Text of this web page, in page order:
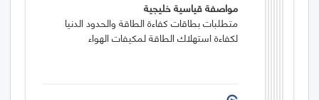
مواصفة قياسية خليجية
متطلبات بطاقات كفاءة الطاقة والحدود الدنيا
لكفاءة استهلاك الطاقة لمكيفات الهواء